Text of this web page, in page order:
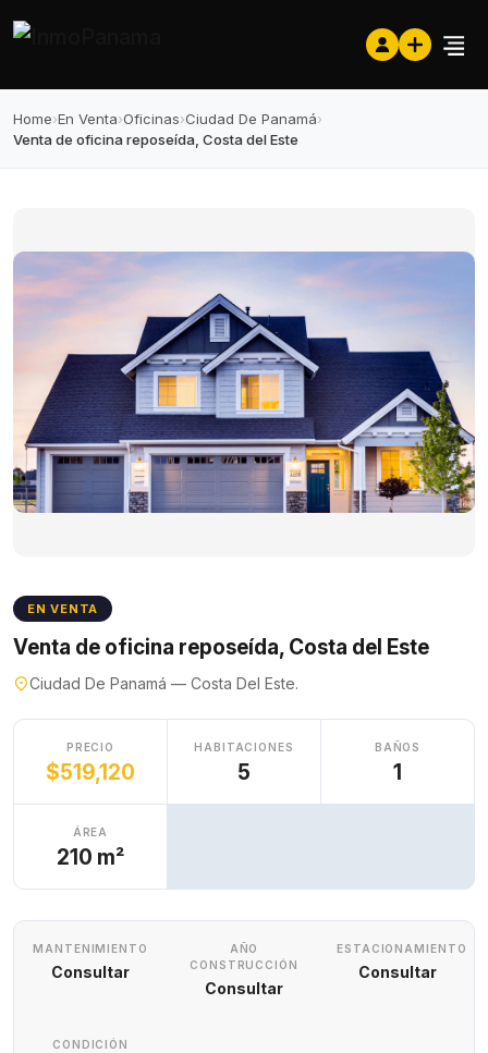
Home›En Venta›Oficinas›Ciudad De Panamá›
Venta de oficina reposeída, Costa del Este
EN VENTA
Venta de oficina reposeída, Costa del Este
Ciudad De Panamá — Costa Del Este.
PRECIO
$519,120
HABITACIONES
5
BAÑOS
1
ÁREA
210 m²
MANTENIMIENTO
Consultar
AÑO
CONSTRUCCIÓN
Consultar
ESTACIONAMIENTO
Consultar
CONDICIÓN